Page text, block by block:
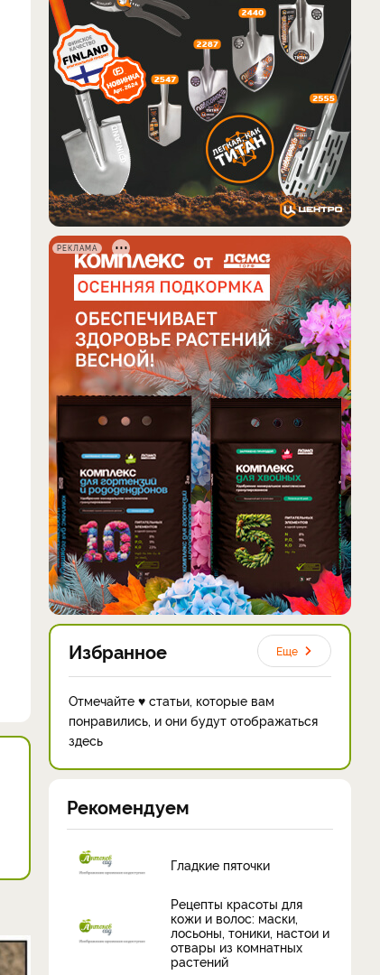
РЕКЛАМА
Избранное Еще
Отмечайте ♥ статьи, которые вам
понравились, и они будут отображаться
здесь
Рекомендуем
Гладкие пяточки
Рецепты красоты для
кожи и волос: маски,
лосьоны, тоники, настои и
отвары из комнатных
растений